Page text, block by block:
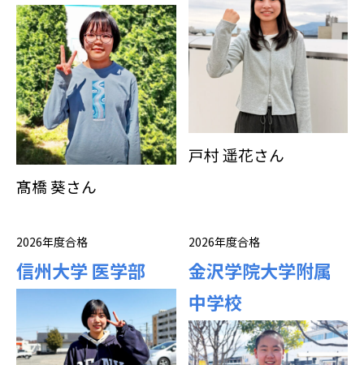
髙橋 葵さん
戸村 遥花さん
2026年度合格
信州大学 医学部
2026年度合格
金沢学院大学附属
中学校